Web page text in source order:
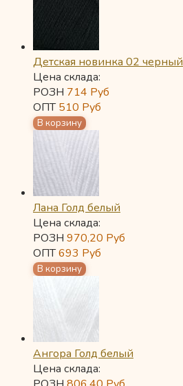
Детская новинка 02 черный
Цена склада:
РОЗН 714 Руб
ОПТ510 Руб
Лана Голд белый
Цена склада:
РОЗН 970,20 Руб
ОПТ693 Руб
Ангора Голд белый
Цена склада: